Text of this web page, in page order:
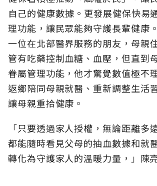
自己的健康數據。更發展健保快易
理功能，讓民眾能夠守護長輩健康
一位在北部醫界服務的朋友，母親
管有吃藥控制血糖、血壓，但直到
眷屬管理功能，他才驚覺數值極不
返鄉陪同母親就醫、重新調整生活
讓母親重拾健康。
「只要透過家人授權，無論距離多
都能隨時看見父母的抽血數據和就
轉化為守護家人的溫暖力量，」陳